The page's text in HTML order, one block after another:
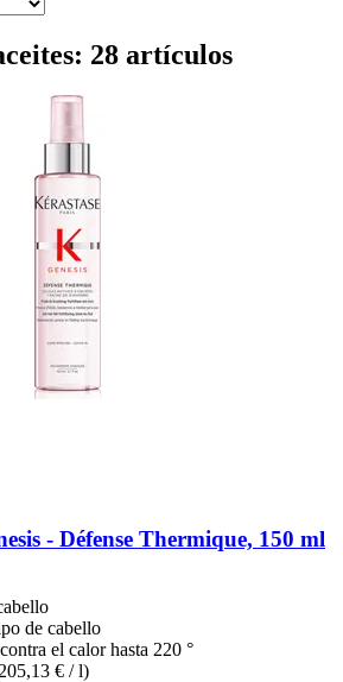
28 artículos
-​ Défense Thermique, 150 ml
de cabello
el calor hasta 220 °
€ / l)